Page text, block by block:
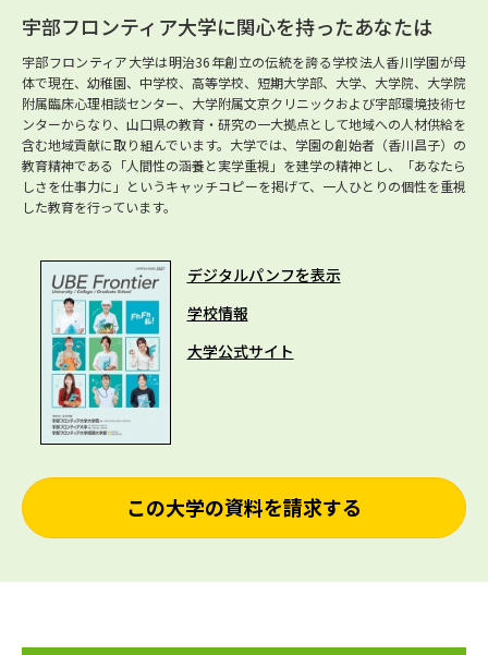
宇部フロンティア大学に関心を持ったあなたは
宇部フロンティア大学は明治36年創立の伝統を誇る学校法人香川学園が母
体で現在、幼稚園、中学校、高等学校、短期大学部、大学、大学院、大学院
附属臨床心理相談センター、大学附属文京クリニックおよび宇部環境技術セ
ンターからなり、山口県の教育・研究の一大拠点として地域への人材供給を
含む地域貢献に取り組んでいます。大学では、学園の創始者（香川昌子）の
教育精神である「人間性の涵養と実学重視」を建学の精神とし、「あなたら
しさを仕事力に」というキャッチコピーを掲げて、一人ひとりの個性を重視
した教育を行っています。
デジタルパンフを表示
学校情報
大学公式サイト
この大学の資料を請求する